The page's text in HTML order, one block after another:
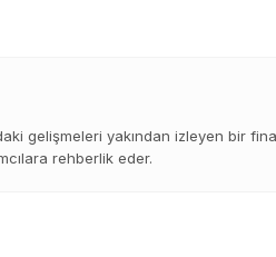
gelişmeleri yakından izleyen bir
rehberlik eder.